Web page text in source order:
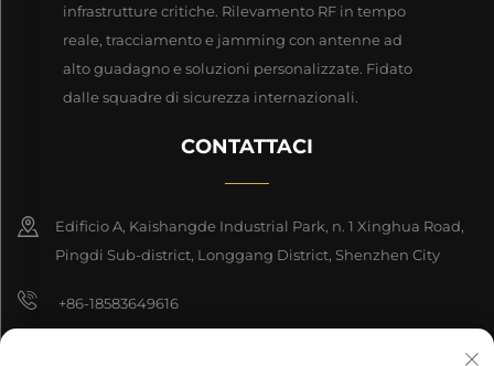
infrastrutture critiche. Rilevamento RF in tempo
reale, tracciamento e jamming con antenne ad
alto guadagno e soluzioni personalizzate. Fidato
dalle squadre di sicurezza internazionali.
CONTATTACI
Edificio A, Kaishangde Industrial Park, n. 1 Xinghua Road,
Pingdi Sub-district, Longgang District, Shenzhen City
+86-18583649616